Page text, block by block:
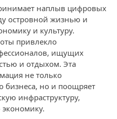
наплыв цифровых
островной жизнью и
и культуру.
привлекло
ищущих
и отдыхом. Эта
не только
бизнеса, но и поощряет
инфраструктуру,
экономику.